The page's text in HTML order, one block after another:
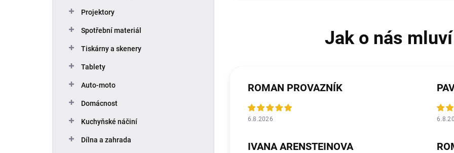
Projektory
Spotřební materiál
Tiskárny a skenery
Tablety
Auto-moto
Domácnost
Kuchyňské náčiní
Dílna a zahrada
ROMAN PROVAZNÍK
6.8.2026
IVANA ARENSTEINOVA